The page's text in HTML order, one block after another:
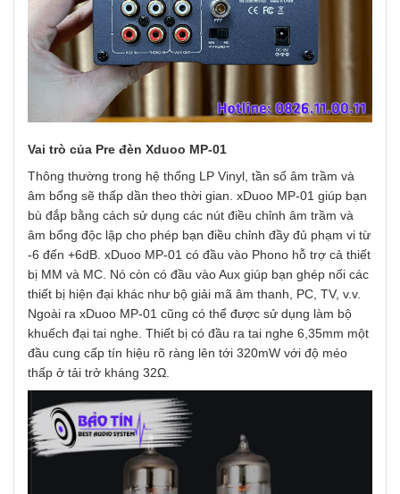
Vai trò của Pre đèn Xduoo MP-01
Thông thường trong hệ thống LP Vinyl, tần số âm trầm và
âm bổng sẽ thấp dần theo thời gian. xDuoo MP-01 giúp bạn
bù đắp bằng cách sử dụng các nút điều chỉnh âm trầm và
âm bổng độc lập cho phép bạn điều chỉnh đầy đủ phạm vi từ
-6 đến +6dB. xDuoo MP-01 có đầu vào Phono hỗ trợ cả thiết
bị MM và MC. Nó còn có đầu vào Aux giúp bạn ghép nối các
thiết bị hiện đại khác như bộ giải mã âm thanh, PC, TV, v.v.
Ngoài ra xDuoo MP-01 cũng có thể được sử dụng làm bộ
khuếch đại tai nghe. Thiết bị có đầu ra tai nghe 6,35mm một
đầu cung cấp tín hiệu rõ ràng lên tới 320mW với độ méo
thấp ở tải trở kháng 32Ω.